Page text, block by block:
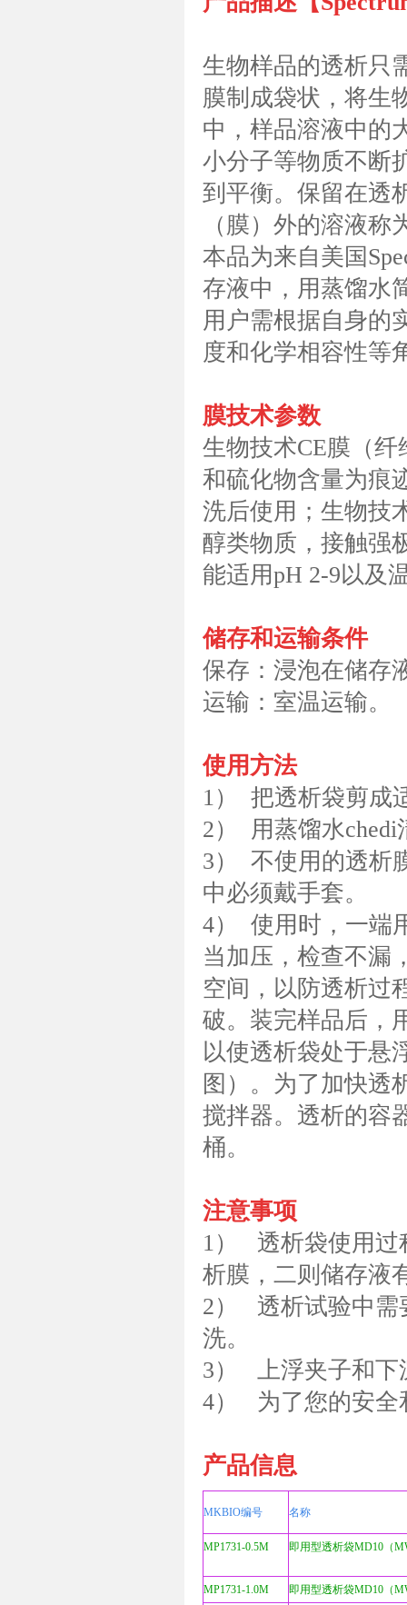
生物样品的透析只
膜制成袋状，将生
中，样品溶液中的
小分子等物质不断
到平衡。保留在透
（膜）外的溶液
本品为来自美国
存液中，用蒸馏水
用户需根据自身的
度和化学相容性等
膜技术参数
生物技术CE膜（
和硫化物含量为痕
洗后使用；生物技
醇类物质，接触强
能适用pH 2-9以及
储存和运输条件
保存：浸泡在储存
运输：室温运输。
使用方法
1） 把透析袋剪成
2） 用蒸馏水chedi
3） 不使用的透析
中必须戴手套。
4） 使用时，一端
当加压，检查不漏
空间，以防透析过
破。装完样品后，
以使透析袋处于悬
图）。为了加快透
搅拌器。透析的容
桶。
注意事项
1） 透析袋使用过
析膜，二则储存液
2） 透析试验中需
洗。
3） 上浮夹子和下
4） 为了您的安全
产品信息
MKBIO编号 名称
MP1731-0.5M 即用型透析袋MD10（
MP1731-1.0M 即用型透析袋MD10（